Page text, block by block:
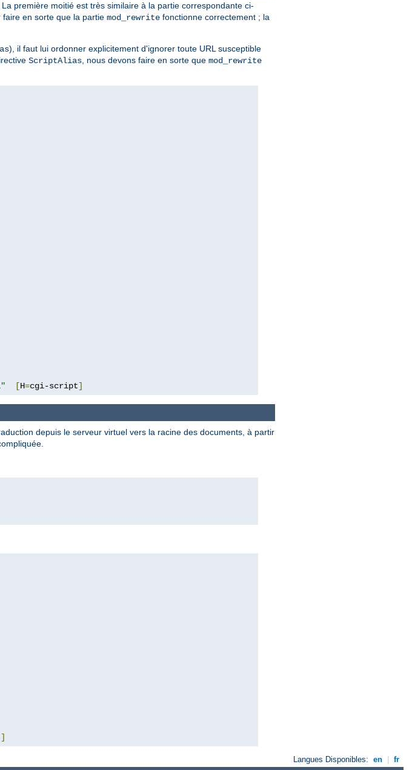
. La première moitié est très similaire à la partie correspondante ci-
en sorte que la partie mod_rewrite fonctionne correctement ; la
), il faut lui ordonner explicitement d'ignorer toute URL susceptible
ScriptAlias , nous devons faire en sorte que mod_rewrite
[H=cgi-script]
depuis le serveur virtuel vers la racine des documents, à partir
]
Langues Disponibles: en fr